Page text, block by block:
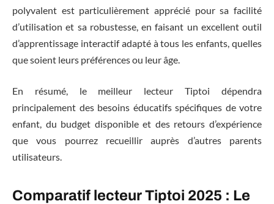
polyvalent est particulièrement apprécié pour sa facilité
d’utilisation et sa robustesse, en faisant un excellent outil
d’apprentissage interactif adapté à tous les enfants, quelles
que soient leurs préférences ou leur âge.
En résumé, le meilleur lecteur Tiptoi dépendra
principalement des besoins éducatifs spécifiques de votre
enfant, du budget disponible et des retours d’expérience
que vous pourrez recueillir auprès d’autres parents
utilisateurs.
Comparatif lecteur Tiptoi 2025 : Le